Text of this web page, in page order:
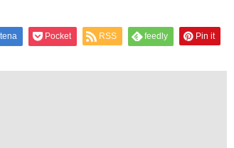
Pocket RSS feedly Pin it